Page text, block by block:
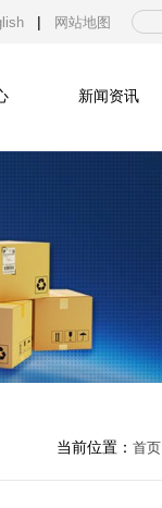
| 网站地图
新闻资讯
当前位置： 首页